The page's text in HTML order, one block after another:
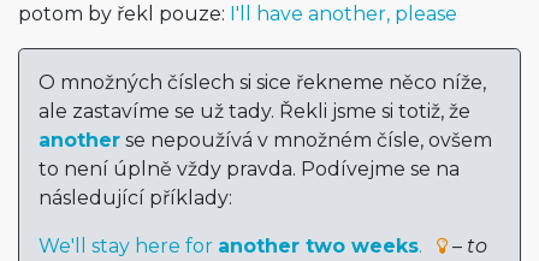
potom by řekl pouze: I'll have another, please
O množných číslech si sice řekneme něco níže,
ale zastavíme se už tady. Řekli jsme si totiž, že
another se nepoužívá v množném čísle, ovšem
to není úplně vždy pravda. Podívejme se na
následující příklady:
We'll stay here for another two weeks. – to